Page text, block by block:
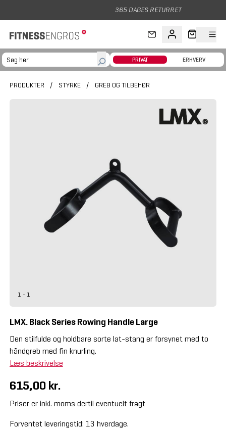
365 DAGES RETURRET
PRIVAT ERHVERV
PRODUKTER / STYRKE / GREB OG TILBEHØR
1 - 1
LMX. Black Series Rowing Handle Large
Den stilfulde og holdbare sorte lat-stang er forsynet med to
håndgreb med fin knurling.
Læs beskrivelse
615,00 kr.
Priser er inkl. moms dertil eventuelt fragt
Forventet leveringstid: 13 hverdage.